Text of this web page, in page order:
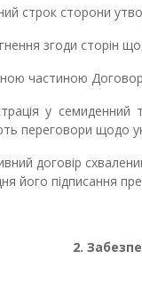
строк сторони
згоди сторін
частиною
у
переговори щодо
договір
його підписання
2.